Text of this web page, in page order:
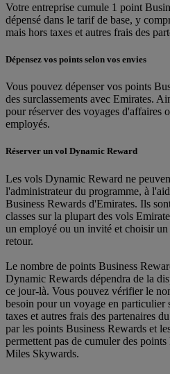
Votre entreprise cumule 1 point
dépensé dans le tarif de base, y
mais hors taxes et autres frais des
Dépensez vos points selon vos envies
Vous pouvez dépenser vos points
des surclassements avec Emirates.
pour réserver des voyages d'affaires
employés.
Réserver un vol Dynamic Reward
Les vols Dynamic Reward ne
l'administrateur du programme, à
Business Rewards d'Emirates. Ils
classes sur la plupart des vols
un employé ou un invité et choisir
retour.
Le nombre de points Business
Dynamic Rewards dépendra de la
ce jour-là. Vous pouvez vérifier le
besoin pour un voyage en particulier
taxes et autres frais des partenaires
par les points Business Rewards et
permettent pas de cumuler des
Miles Skywards.